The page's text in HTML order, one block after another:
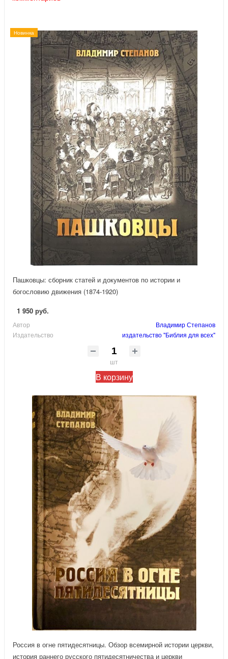
Новинка
Пашковцы: сборник статей и документов по истории и
богословию движения (1874-1920)
1 950 руб.
Автор
Владимир Степанов
Издательство
издательство "Библия для всех"
шт
В корзину
Россия в огне пятидесятницы. Обзор всемирной истории церкви,
история раннего русского пятидесятничества и церкви